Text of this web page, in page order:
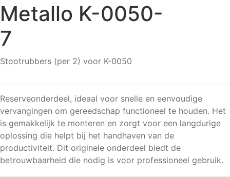
Metallo K-0050-
7
Stootrubbers (per 2) voor K-0050
Reserveonderdeel, ideaal voor snelle en eenvoudige
vervangingen om gereedschap functioneel te houden. Het
is gemakkelijk te monteren en zorgt voor een langdurige
oplossing die helpt bij het handhaven van de
productiviteit. Dit originele onderdeel biedt de
betrouwbaarheid die nodig is voor professioneel gebruik.